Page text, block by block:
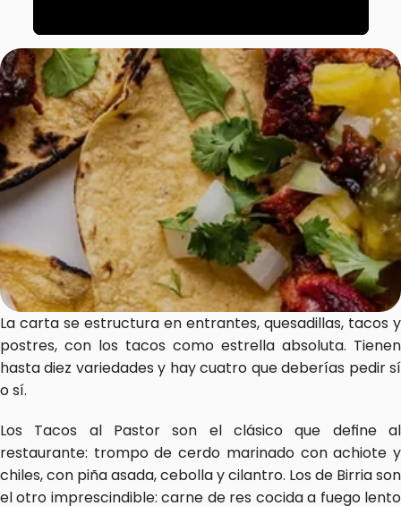
La carta se estructura en entrantes, quesadillas, tacos y
postres, con los tacos como estrella absoluta. Tienen
hasta diez variedades y hay cuatro que deberías pedir sí
o sí.
Los Tacos al Pastor son el clásico que define al
restaurante: trompo de cerdo marinado con achiote y
chiles, con piña asada, cebolla y cilantro. Los de Birria son
el otro imprescindible: carne de res cocida a fuego lento